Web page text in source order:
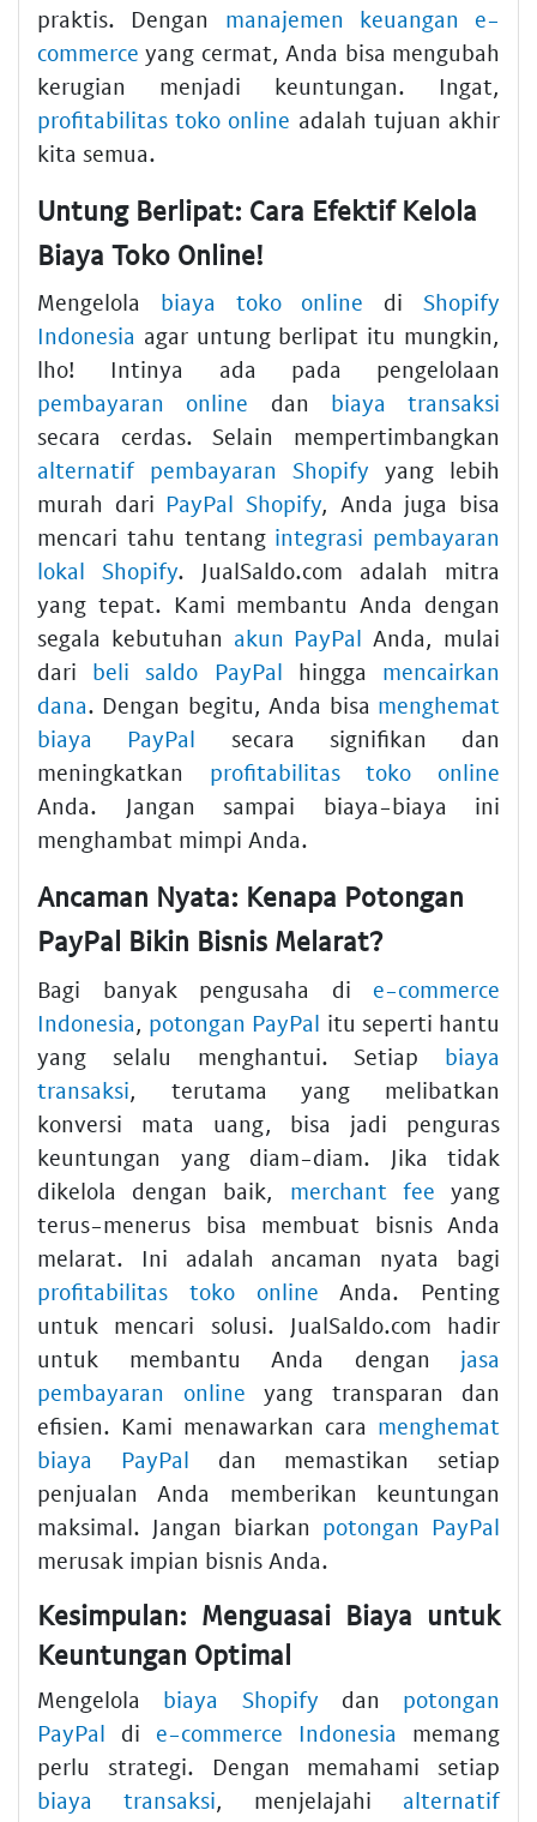
praktis. Dengan manajemen keuangan e-
commerce yang cermat, Anda bisa mengubah
kerugian menjadi keuntungan. Ingat,
profitabilitas toko online adalah tujuan akhir
kita semua.
Untung Berlipat: Cara Efektif Kelola
Biaya Toko Online!
Mengelola biaya toko online diShopify
Indonesia agar untung berlipat itu mungkin,
lho! Intinya ada pada pengelolaan
pembayaran online dan biaya transaksi
secara cerdas. Selain mempertimbangkan
alternatif pembayaran Shopify yang lebih
murah dari PayPal Shopify, Anda juga bisa
mencari tahu tentang integrasi pembayaran
lokal Shopify. JualSaldo.com adalah mitra
yang tepat. Kami membantu Anda dengan
segala kebutuhan akun PayPal Anda, mulai
dari beli saldo PayPal hingga mencairkan
dana. Dengan begitu, Anda bisa menghemat
biaya PayPal secara signifikan dan
meningkatkan profitabilitas toko online
Anda. Jangan sampai biaya-biaya ini
menghambat mimpi Anda.
Ancaman Nyata: Kenapa Potongan
PayPal Bikin Bisnis Melarat?
Bagi banyak pengusaha di e-commerce
Indonesia, potongan PayPal itu seperti hantu
yang selalu menghantui. Setiap biaya
transaksi, terutama yang melibatkan
konversi mata uang, bisa jadi penguras
keuntungan yang diam-diam. Jika tidak
dikelola dengan baik, merchant fee yang
terus-menerus bisa membuat bisnis Anda
melarat. Ini adalah ancaman nyata bagi
profitabilitas toko online Anda. Penting
untuk mencari solusi. JualSaldo.com hadir
untuk membantu Anda dengan jasa
pembayaran online yang transparan dan
efisien. Kami menawarkan cara menghemat
biaya PayPal dan memastikan setiap
penjualan Anda memberikan keuntungan
maksimal. Jangan biarkan potongan PayPal
merusak impian bisnis Anda.
Kesimpulan: Menguasai Biaya untuk
Keuntungan Optimal
Mengelola biaya Shopify dan potongan
PayPal di e-commerce Indonesia memang
perlu strategi. Dengan memahami setiap
biaya transaksi, menjelajahi alternatif